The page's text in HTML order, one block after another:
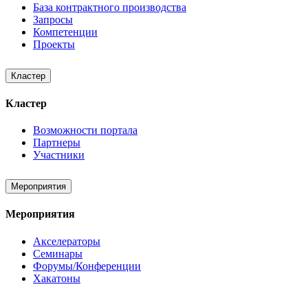
База контрактного производства
Запросы
Компетенции
Проекты
Кластер
Кластер
Возможности портала
Партнеры
Участники
Мероприятия
Мероприятия
Акселераторы
Семинары
Форумы/Конференции
Хакатоны